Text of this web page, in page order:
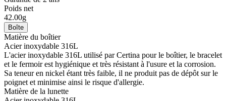
Poids net
42.00g
Boîte
Matière du boîtier
Acier inoxydable 316L
L'acier inoxydable 316L utilisé par Certina pour le boîtier, le bracelet
et le fermoir est hygiénique et très résistant à l'usure et la corrosion.
Sa teneur en nickel étant très faible, il ne produit pas de dépôt sur le
poignet et minimise ainsi le risque d'allergie.
Matière de la lunette